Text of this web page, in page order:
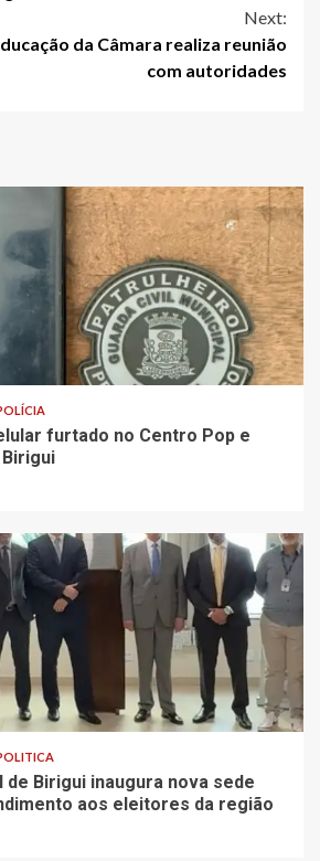
Next:
da Câmara realiza reunião
com autoridades
furtado no Centro Pop e
Birigui inaugura nova sede
aos eleitores da região